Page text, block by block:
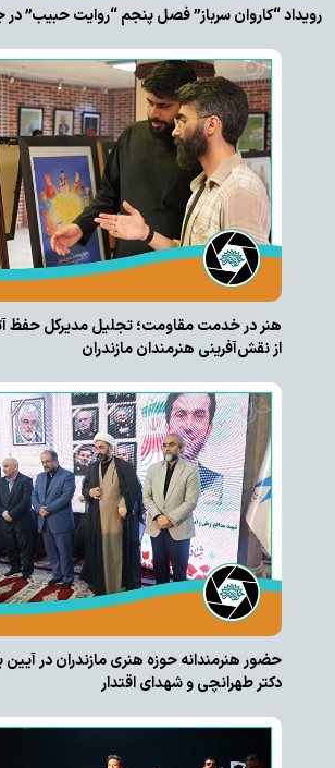
رویداد “کاروان سرباز” فصل پنجم “روایت حبیب” در
هنر در خدمت مقاومت؛ تجلیل مدیرکل حفظ
از نقش‌آفرینی هنرمندان مازندران
حضور هنرمندانه حوزه هنری مازندران در
دکتر طهرانچی و شهدای اقتدار